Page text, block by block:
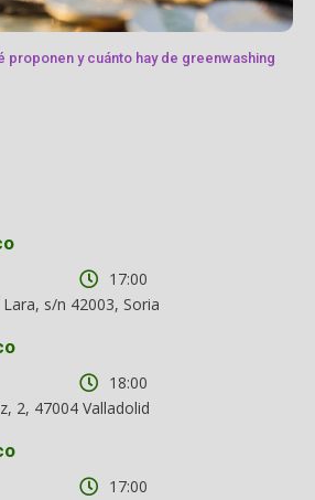
proponen y cuánto hay de greenwashing
17:00
s/n 42003, Soria
18:00
2, 47004 Valladolid
17:00